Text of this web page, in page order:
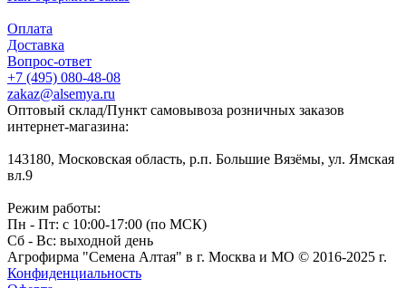
Оплата
Доставка
Вопрос-ответ
+7 (495) 080-48-08
zakaz@alsemya.ru
Оптовый склад/Пункт самовывоза розничных заказов
интернет-магазина:
143180, Московская область, р.п. Большие Вязёмы, ул. Ямская
вл.9
Режим работы:
Пн - Пт: с 10:00-17:00 (по МСК)
Сб - Вс: выходной день
Агрофирма "Семена Алтая" в г. Москва и МО © 2016-2025 г.
Конфиденциальность